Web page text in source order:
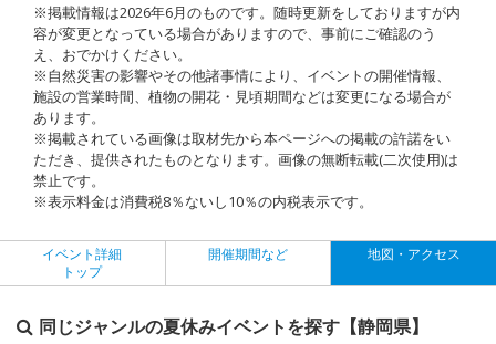
※掲載情報は2026年6月のものです。随時更新をしておりますが内
容が変更となっている場合がありますので、事前にご確認のう
え、おでかけください。
※自然災害の影響やその他諸事情により、イベントの開催情報、
施設の営業時間、植物の開花・見頃期間などは変更になる場合が
あります。
※掲載されている画像は取材先から本ページへの掲載の許諾をい
ただき、提供されたものとなります。画像の無断転載(二次使用)は
禁止です。
※表示料金は消費税8％ないし10％の内税表示です。
イベント詳細
トップ
開催期間など 地図・アクセス
同じジャンルの夏休みイベントを探す【静岡県】